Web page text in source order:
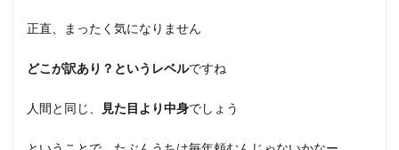
正直、まったく気になりません
どこが訳あり？というレベルですね
人間と同じ、 見た目より中身でしょう